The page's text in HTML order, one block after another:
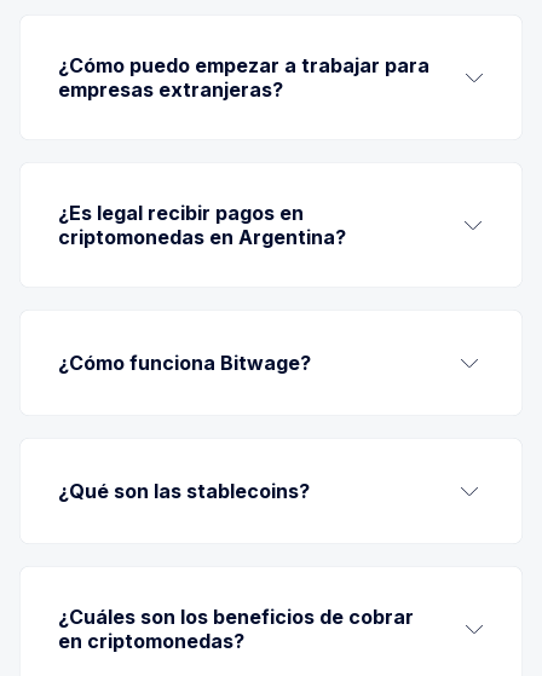
¿Cómo puedo empezar a trabajar para
empresas extranjeras?
conectar con empleadores internacionales.
¿Es legal recibir pagos en
criptomonedas en Argentina?
¿Cómo funciona Bitwage?
¿Qué son las stablecoins?
¿Cuáles son los beneficios de cobrar
en criptomonedas?